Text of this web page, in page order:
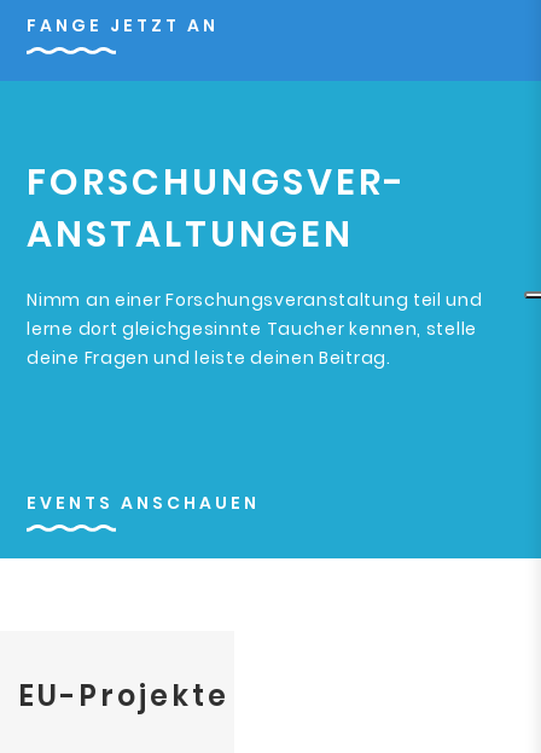
FANGE JETZT AN
FORSCHUNGSVER-
ANSTALTUNGEN
Nimm an einer Forschungsveranstaltung teil und
lerne dort gleichgesinnte Taucher kennen, stelle
deine Fragen und leiste deinen Beitrag.
EVENTS ANSCHAUEN
EU-Projekte